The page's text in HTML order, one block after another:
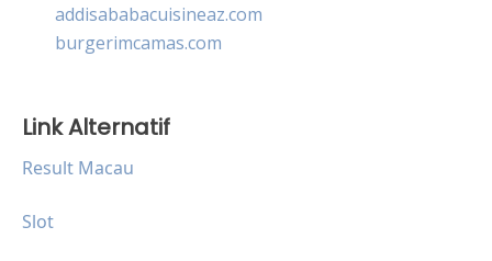
addisababacuisineaz.com
burgerimcamas.com
Link Alternatif
Result Macau
Slot